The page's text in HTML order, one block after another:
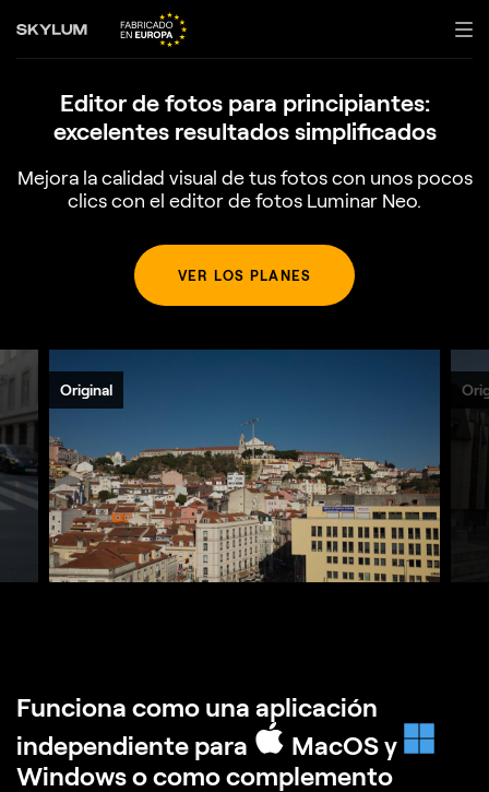
Editor de fotos para principiantes:
excelentes resultados simplificados
Mejora la calidad visual de tus fotos con unos pocos
clics con el editor de fotos Luminar Neo.
VER LOS PLANES
Original
Funciona como una aplicación
independiente para
MacOS y
Windows o como complemento